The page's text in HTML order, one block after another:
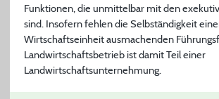
Funktionen, die unmittelbar mit den
sind. Insofern fehlen die Selbständigkeit
Wirtschaftseinheit ausmachenden
Landwirtschaftsbetrieb ist damit Teil einer
Landwirtschaftsunternehmung.